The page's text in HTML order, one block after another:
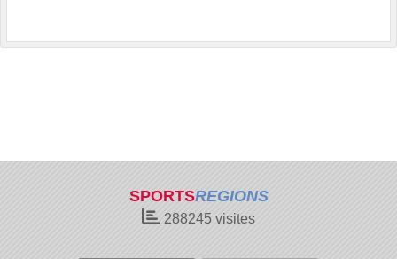
SPORTSREGIONS
288245 visites